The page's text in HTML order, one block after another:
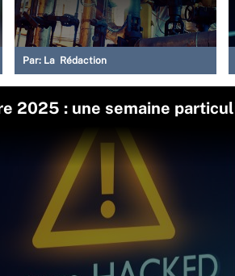
Par: La Rédaction
2025 : une semaine